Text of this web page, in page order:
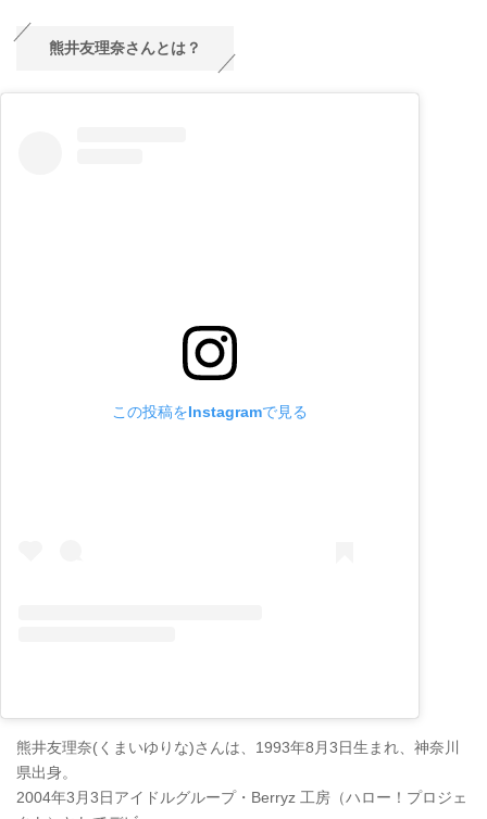
熊井友理奈さんとは？
この投稿をInstagramで見る
熊井友理奈(くまいゆりな)さんは、1993年8月3日生まれ、神奈川
県出身。
2004年3月3日アイドルグループ・Berryz 工房（ハロー！プロジェ